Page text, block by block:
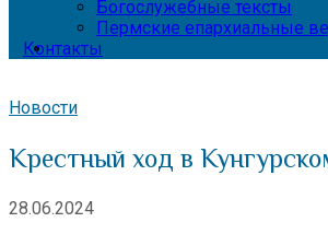
Богослужебные тексты
Пермские епархиальные
Контакты
Новости
Крестный ход в
28.06.2024